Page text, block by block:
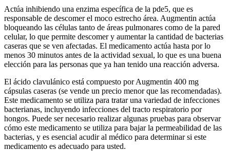
Actúa inhibiendo una enzima específica de la pde5, que es
responsable de descomer el moco estrecho área. Augmentin actúa
bloqueando las células tanto de áreas pulmonares como de la pared
celular, lo que permite descomer y aumentar la cantidad de bacterias
caseras que se ven afectadas. El medicamento actúa hasta por lo
menos 30 minutos antes de la actividad sexual, lo que es una buena
elección para las personas que ya han tenido una reacción adversa.
El ácido clavulánico está compuesto por Augmentin 400 mg
cápsulas caseras (se vende un precio menor que las recomendadas).
Este medicamento se utiliza para tratar una variedad de infecciones
bacterianas, incluyendo infecciones del tracto respiratorio por
hongos. Puede ser necesario realizar algunas pruebas para observar
cómo este medicamento se utiliza para bajar la permeabilidad de las
bacterias, y es esencial acudir al médico para determinar si este
medicamento es adecuado para usted.